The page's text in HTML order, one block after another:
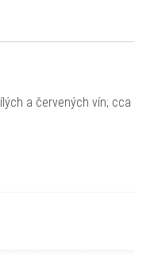
a červených vín; cca